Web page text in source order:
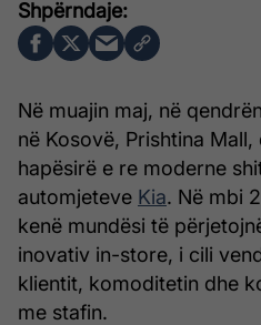
Në muajin maj, në
në Kosovë, Prishtina
hapësirë e re moderne
automjeteve Kia. Në mbi
kenë mundësi të
inovativ in-store, i cili
klientit, komoditetin dhe
me stafin.